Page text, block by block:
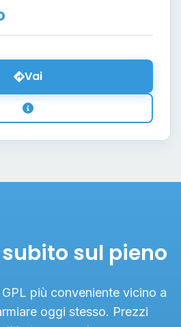
Vai
sul pieno
più conveniente vicino a
oggi stesso. Prezzi